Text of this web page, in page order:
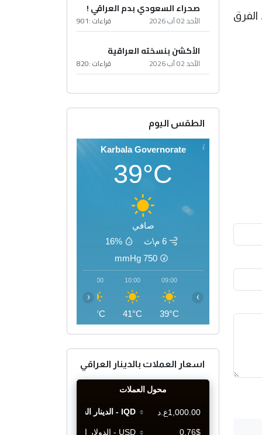
صحراء السعودي بدم العراقي !
الأحد 02 آب 2026 قراءات :901
الأكشن بنسخته العراقية
الأحد 02 آب 2026 قراءات :820
الطقس اليوم
Karbala Governorate
39°C
صافي
6 م\ث
16%
750
mmHg
09:00
39°C
10:00
41°C
11:00
43°C
‹ ›
اسعار العملات بالدينار العراقي